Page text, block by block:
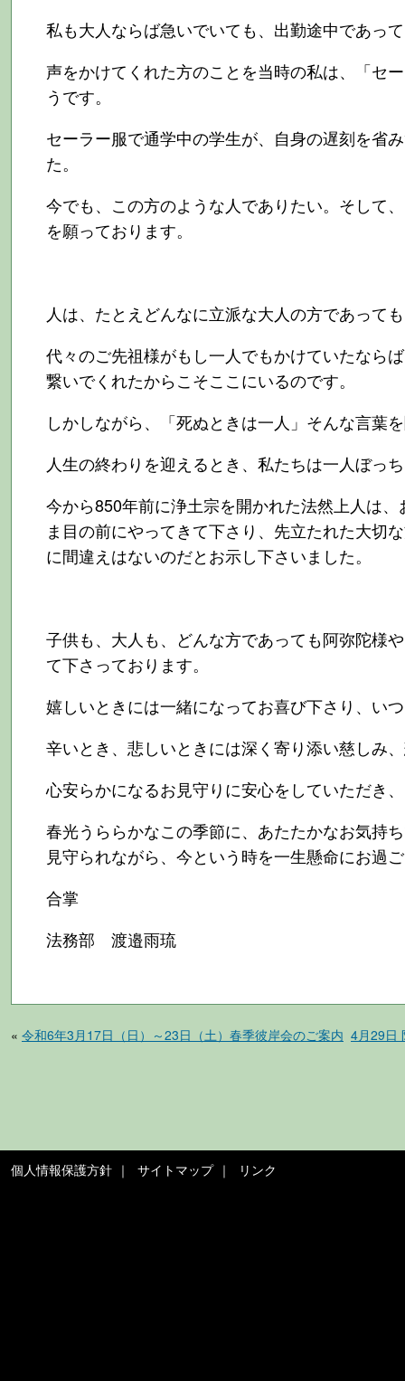
私も大人ならば急いでいても、出勤途中であっ
声をかけてくれた方のことを当時の私は、「セ
うです。
セーラー服で通学中の学生が、自身の遅刻を省
た。
今でも、この方のような人でありたい。そして
を願っております。
人は、たとえどんなに立派な大人の方であって
代々のご先祖様がもし一人でもかけていたなら
繋いでくれたからこそここにいるのです。
しかしながら、「死ぬときは一人」そんな言葉
人生の終わりを迎えるとき、私たちは一人ぼっ
今から850年前に浄土宗を開かれた法然上人は
ま目の前にやってきて下さり、先立たれた大切
に間違えはないのだとお示し下さいました。
子供も、大人も、どんな方であっても阿弥陀様
て下さっております。
嬉しいときには一緒になってお喜び下さり、い
辛いとき、悲しいときには深く寄り添い慈しみ
心安らかになるお見守りに安心をしていただき、
春光うららかなこの季節に、あたたかなお気持
見守られながら、今という時を一生懸命にお過
合掌
法務部 渡邉雨琉
« 令和6年3月17日（日）～23日（土）春季彼岸会のご案内 4月29日
個人情報保護方針 サイトマップ リンク